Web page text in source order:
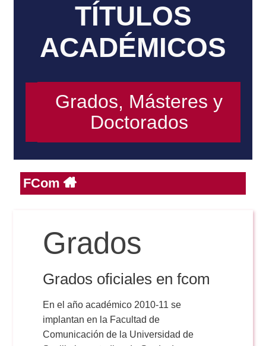
Reservas
Periodismo
Publicidad y RR.PP
Comunicación Audiovisual
Publicidad y RR.PP
Comunicación Audiovisual
Doble Grado PER/CAV
#miTFG
#YoPractico
Boletines
TÍTULOS
ACADÉMICOS
Grados, Másteres y
Doctorados
FCom
Grados
Grados oficiales en fcom
En el año académico 2010-11 se
implantan en la Facultad de
Comunicación de la Universidad de